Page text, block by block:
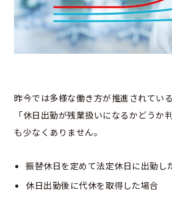
昨今では多様な働き方が推進されてい
「休日出勤が残業扱いになるかどうか
も少なくありません。
振替休日を定めて法定休日に出勤し
休日出勤後に代休を取得した場合